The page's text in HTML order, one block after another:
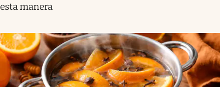
esta manera